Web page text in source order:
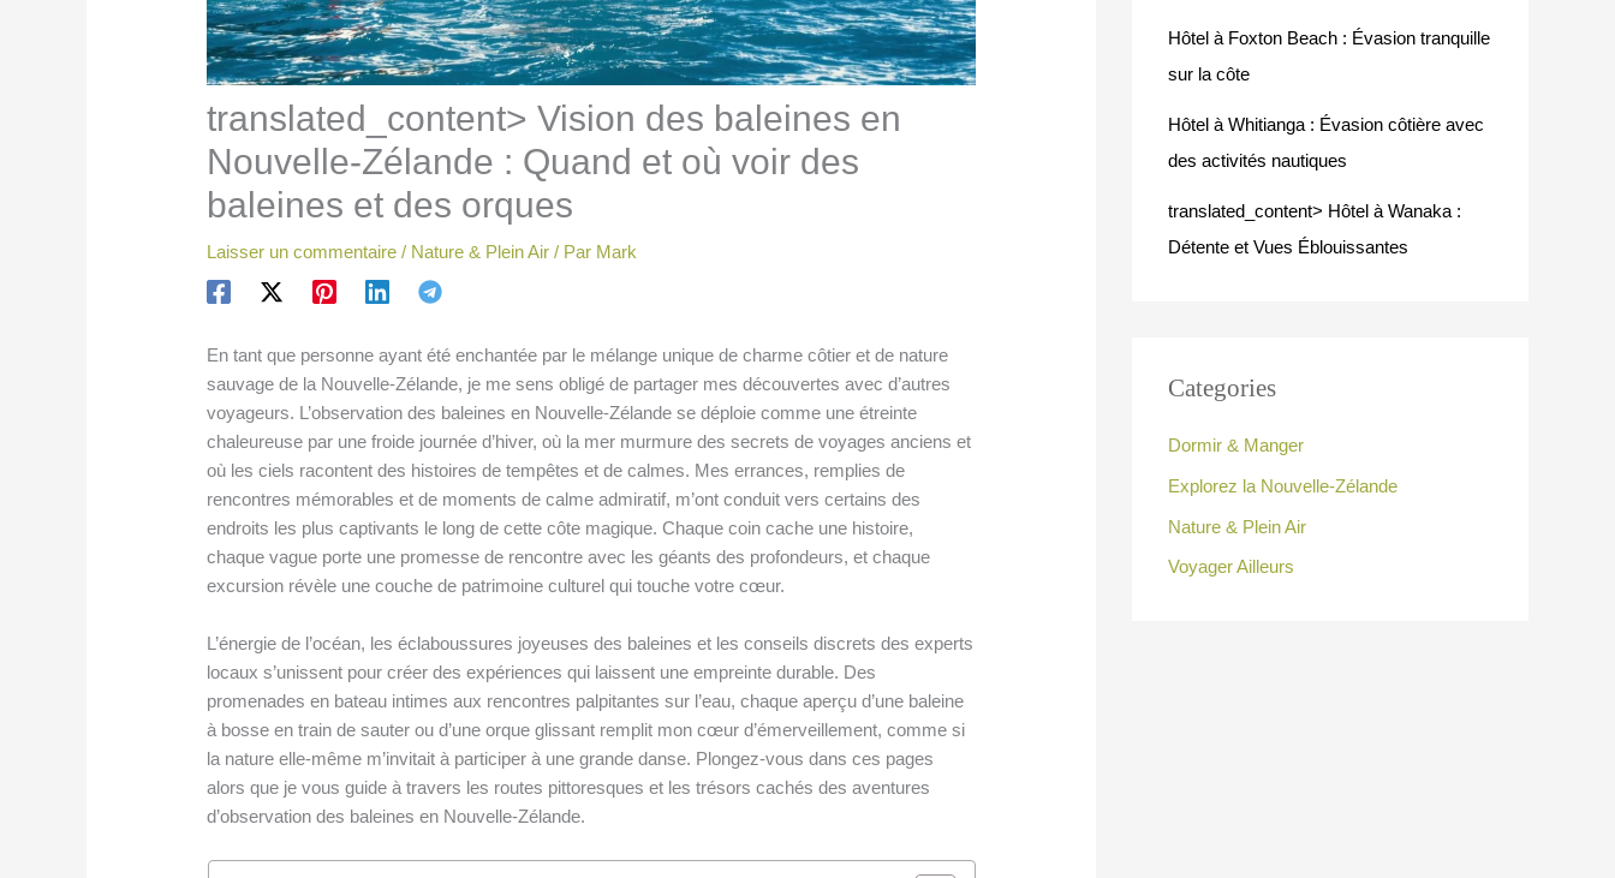
translated_content> Vision des baleines en
Nouvelle-Zélande : Quand et où voir des
baleines et des orques
Laisser un commentaire / Nature & Plein Air / Par Mark
En tant que personne ayant été enchantée par le mélange unique de charme côtier et de nature
sauvage de la Nouvelle-Zélande, je me sens obligé de partager mes découvertes avec d’autres
voyageurs. L’observation des baleines en Nouvelle-Zélande se déploie comme une étreinte
chaleureuse par une froide journée d’hiver, où la mer murmure des secrets de voyages anciens et
où les ciels racontent des histoires de tempêtes et de calmes. Mes errances, remplies de
rencontres mémorables et de moments de calme admiratif, m’ont conduit vers certains des
endroits les plus captivants le long de cette côte magique. Chaque coin cache une histoire,
chaque vague porte une promesse de rencontre avec les géants des profondeurs, et chaque
excursion révèle une couche de patrimoine culturel qui touche votre cœur.
L’énergie de l’océan, les éclaboussures joyeuses des baleines et les conseils discrets des experts
locaux s’unissent pour créer des expériences qui laissent une empreinte durable. Des
promenades en bateau intimes aux rencontres palpitantes sur l’eau, chaque aperçu d’une baleine
à bosse en train de sauter ou d’une orque glissant remplit mon cœur d’émerveillement, comme si
la nature elle-même m’invitait à participer à une grande danse. Plongez-vous dans ces pages
alors que je vous guide à travers les routes pittoresques et les trésors cachés des aventures
d’observation des baleines en Nouvelle-Zélande.
Hôtel à Foxton Beach : Évasion tranquille
sur la côte
Hôtel à Whitianga : Évasion côtière avec
des activités nautiques
translated_content> Hôtel à Wanaka :
Détente et Vues Éblouissantes
Categories
Dormir & Manger
Explorez la Nouvelle-Zélande
Nature & Plein Air
Voyager Ailleurs